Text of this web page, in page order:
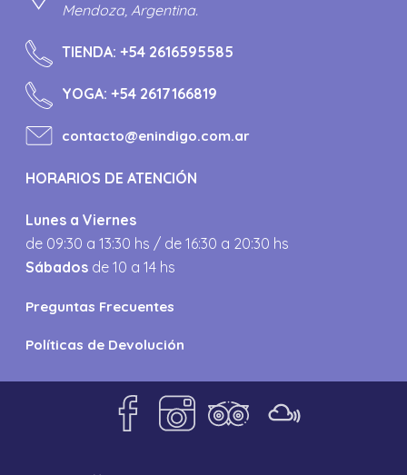
Mendoza, Argentina.
TIENDA:+54 2616595585
YOGA:+54 2617166819
contacto@enindigo.com.ar
HORARIOS DE ATENCIÓN
Lunes a Viernes
de 09:30 a 13:30 hs / de 16:30 a 20:30 hs
Sábados de 10 a 14 hs
Preguntas Frecuentes
Políticas de Devolución